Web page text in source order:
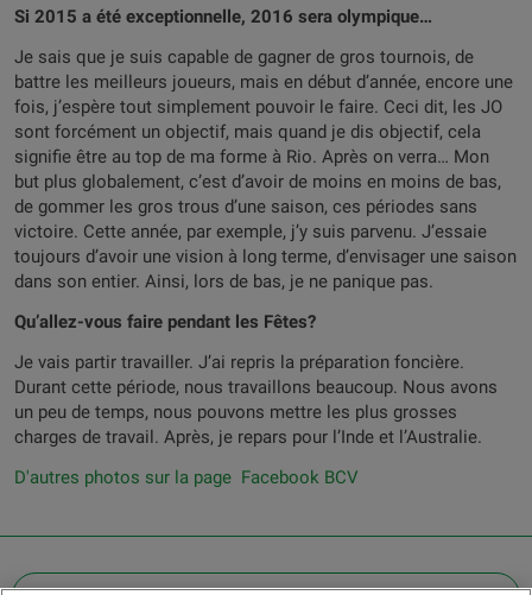
Si 2015 a été exceptionnelle, 2016 sera olympique…
Je sais que je suis capable de gagner de gros tournois, de
battre les meilleurs joueurs, mais en début d’année, encore une
fois, j’espère tout simplement pouvoir le faire. Ceci dit, les JO
sont forcément un objectif, mais quand je dis objectif, cela
signifie être au top de ma forme à Rio. Après on verra… Mon
but plus globalement, c’est d’avoir de moins en moins de bas,
de gommer les gros trous d’une saison, ces périodes sans
victoire. Cette année, par exemple, j’y suis parvenu. J’essaie
toujours d’avoir une vision à long terme, d’envisager une saison
dans son entier. Ainsi, lors de bas, je ne panique pas.
Qu’allez-vous faire pendant les Fêtes?
Je vais partir travailler. J’ai repris la préparation foncière.
Durant cette période, nous travaillons beaucoup. Nous avons
un peu de temps, nous pouvons mettre les plus grosses
charges de travail. Après, je repars pour l’Inde et l’Australie.
D'autres photos sur la page Facebook BCV